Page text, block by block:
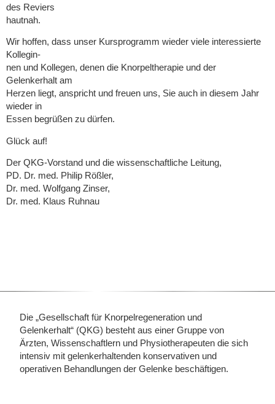
des Reviers
hautnah.
Wir hoffen, dass unser Kursprogramm wieder viele interessierte
Kollegin-
nen und Kollegen, denen die Knorpeltherapie und der
Gelenkerhalt am
Herzen liegt, anspricht und freuen uns, Sie auch in diesem Jahr
wieder in
Essen begrüßen zu dürfen.
Glück auf!
Der QKG-Vorstand und die wissenschaftliche Leitung,
PD. Dr. med. Philip Rößler,
Dr. med. Wolfgang Zinser,
Dr. med. Klaus Ruhnau
Die „Gesellschaft für Knorpelregeneration und
Gelenkerhalt“ (QKG) besteht aus einer Gruppe von
Ärzten, Wissenschaftlern und Physiotherapeuten die sich
intensiv mit gelenkerhaltenden konservativen und
operativen Behandlungen der Gelenke beschäftigen.